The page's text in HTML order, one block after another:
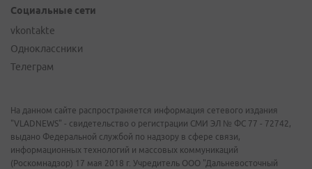
Социальные сети
vkontakte
Одноклассники
Телеграм
На данном сайте распространяется информация сетевого издания
"VLADNEWS" - свидетельство о регистрации СМИ ЭЛ № ФС 77 - 72742,
выдано Федеральной службой по надзору в сфере связи,
информационных технологий и массовых коммуникаций
(Роскомнадзор) 17 мая 2018 г. Учредитель ООО "Дальневосточный